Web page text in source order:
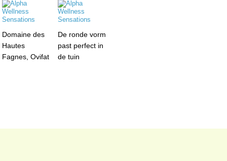
Domaine des
Hautes
Fagnes, Ovifat
De ronde vorm
past perfect in
de tuin